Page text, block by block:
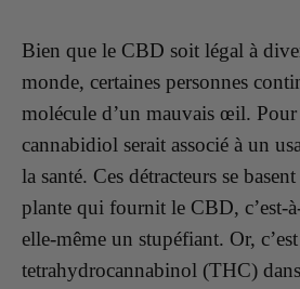
Bien que le CBD soit légal à
monde, certaines personnes
molécule d’un mauvais œil. Pour
cannabidiol serait associé à un
la santé. Ces détracteurs se
plante qui fournit le CBD, c’est-
elle-même un stupéfiant. Or,
tetrahydrocannabinol (THC)